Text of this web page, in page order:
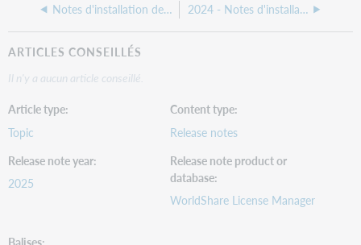
Notes d'installation de Gestion des licences - Août 2025 2024 - Notes d'installation de Gestion des licences WorldShare
ARTICLES CONSEILLÉS
Il n'y a aucun article conseillé.
Article type
Topic
Content type
Release notes
Release note year
2025
Release note product or
database
WorldShare License Manager
Balises